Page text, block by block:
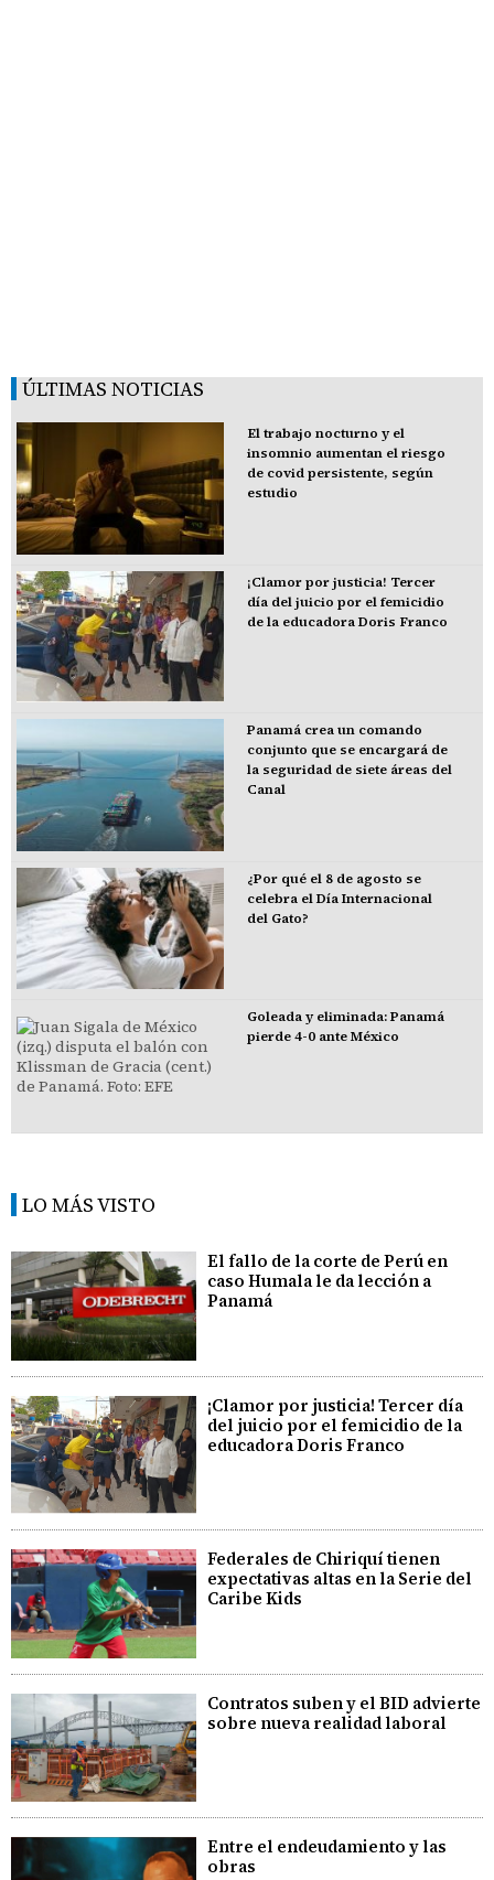
ÚLTIMAS NOTICIAS
El trabajo nocturno y el
insomnio aumentan el riesgo
de covid persistente, según
estudio
¡Clamor por justicia! Tercer
día del juicio por el femicidio
de la educadora Doris Franco
Panamá crea un comando
conjunto que se encargará de
la seguridad de siete áreas del
Canal
¿Por qué el 8 de agosto se
celebra el Día Internacional
del Gato?
Goleada y eliminada: Panamá
pierde 4-0 ante México
LO MÁS VISTO
El fallo de la corte de Perú en
caso Humala le da lección a
Panamá
¡Clamor por justicia! Tercer día
del juicio por el femicidio de la
educadora Doris Franco
Federales de Chiriquí tienen
expectativas altas en la Serie del
Caribe Kids
Contratos suben y el BID advierte
sobre nueva realidad laboral
Entre el endeudamiento y las
obras